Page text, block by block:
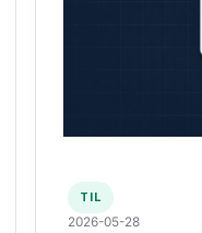
TIL
2026-05-28